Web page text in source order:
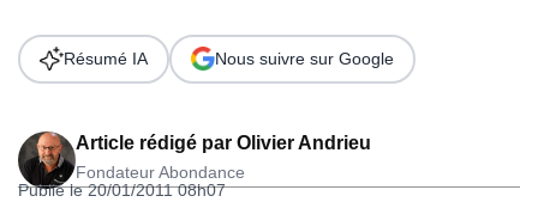
Article rédigé par Olivier Andrieu
Fondateur Abondance
Publié le 20/01/2011 08h07
Résumé IA Nous suivre sur Google